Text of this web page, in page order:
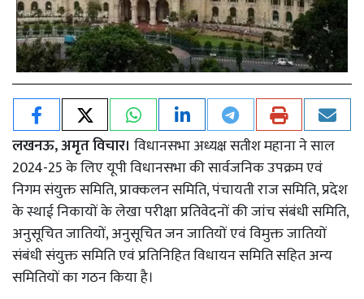
लखनऊ, अमृत विचार। विधानसभा अध्यक्ष सतीश महाना ने साल
2024-25 के लिए यूपी विधानसभा की सार्वजनिक उपक्रम एवं
निगम संयुक्त समिति, प्राक्कलन समिति, पंचायती राज समिति, प्रदेश
के स्थाई निकायों के लेखा परीक्षा प्रतिवेदनों की जांच संबंधी समिति,
अनुसूचित जातियों, अनुसूचित जन जातियों एवं विमुक्त जातियों
संबंधी संयुक्त समिति एवं प्रतिनिहित विधायन समिति सहित अन्य
समितियों का गठन किया है।